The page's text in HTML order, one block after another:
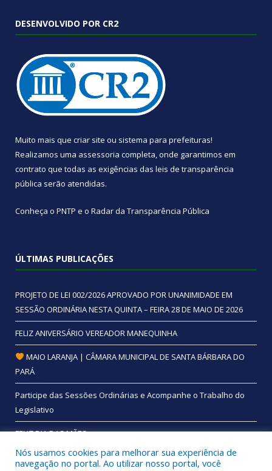
DESENVOLVIDO POR CR2
Muito mais que criar site ou sistema para prefeituras!
Realizamos uma assessoria completa, onde garantimos em
contrato que todas as exigências das leis de transparência
pública serão atendidas.
Conheça o PNTP e o Radar da Transparência Pública
ÚLTIMAS PUBLICAÇÕES
PROJETO DE LEI 002/2026 APROVADO POR UNANIMIDADE EM
SESSÃO ORDINÁRIA NESTA QUINTA – FEIRA 28 DE MAIO DE 2026
FELIZ ANIVERSÁRIO VEREADOR MANEQUINHA
MAIO LARANJA | CÂMARA MUNICIPAL DE SANTA BÁRBARA DO
PARÁ
Participe das Sessões Ordinárias e Acompanhe o Trabalho do
Legislativo
FELIZ DIA DAS MÃES
Nós usamos cookies para melhorar sua experiência de
navegação no portal. Ao utilizar nosso portal, você